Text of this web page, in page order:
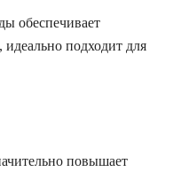
обеспечивает
подходит для
повышает